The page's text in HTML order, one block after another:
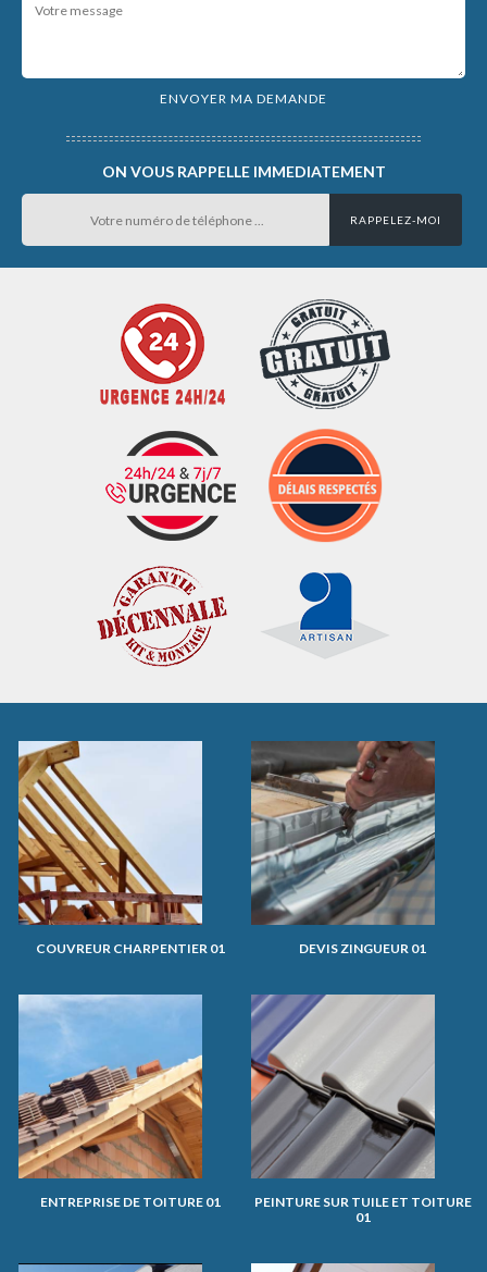
ON VOUS RAPPELLE IMMEDIATEMENT
COUVREUR CHARPENTIER 01 DEVIS ZINGUEUR 01
ENTREPRISE DE TOITURE 01
PEINTURE SUR TUILE ET TOITURE
01